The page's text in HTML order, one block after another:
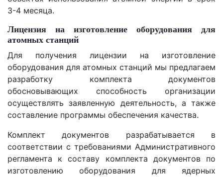
3-4 месяца.
Лицензия на изготовление оборудования для
атомных станций
Для получения лицензии на изготовление
оборудования для атомных станций мы предлагаем
разработку комплекта документов
обосновывающих способность организации
осуществлять заявленную деятельность, а также
составление программы обеспечения качества.
Комплект документов разрабатывается в
соответствии с требованиями Административного
регламента к составу комплекта документов по
изготовлению оборудования для ядерных